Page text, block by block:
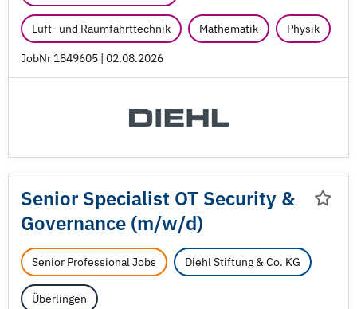
Luft- und Raumfahrttechnik Mathematik Physik
JobNr 1849605 | 02.08.2026
Senior Specialist OT Security &
Governance (m/w/d)
Senior Professional Jobs Diehl Stiftung & Co. KG
Überlingen